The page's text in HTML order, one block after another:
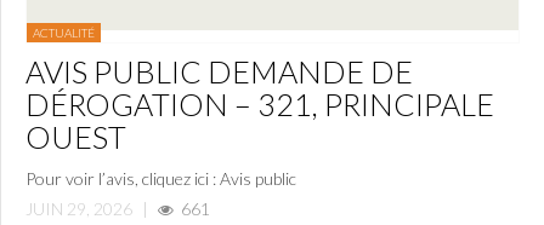
ACTUALITÉ
AVIS PUBLIC DEMANDE DE
DÉROGATION – 321, PRINCIPALE
OUEST
Pour voir l’avis, cliquez ici : Avis public
JUIN 29, 2026 | 661